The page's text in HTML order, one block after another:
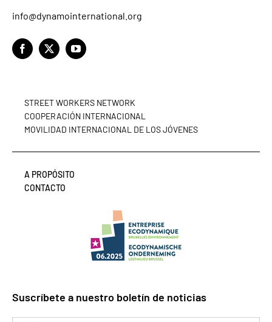
info@dynamointernational.org
STREET WORKERS NETWORK
COOPERACIÓN INTERNACIONAL
MOVILIDAD INTERNACIONAL DE LOS JÓVENES
A PROPÓSITO
CONTACTO
Suscríbete a nuestro boletín de noticias